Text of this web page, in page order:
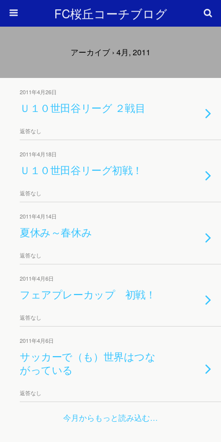
FC桜丘コーチブログ
アーカイブ › 4月, 2011
2011年4月26日
Ｕ１０世田谷リーグ ２戦目
返答なし
2011年4月18日
Ｕ１０世田谷リーグ初戦！
返答なし
2011年4月14日
夏休み～春休み
返答なし
2011年4月6日
フェアプレーカップ 初戦！
返答なし
2011年4月6日
サッカーで（も）世界はつな
がっている
返答なし
今月からもっと読み込む…